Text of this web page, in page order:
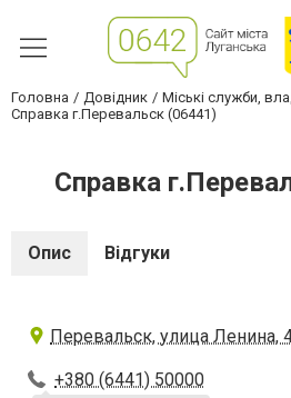
Головна Довідник Міські служби,
Справка г.Перевальск (06441)
Справка
Опис Відгуки
Перевальск, улица Ленина,
+380 (6441) 50000